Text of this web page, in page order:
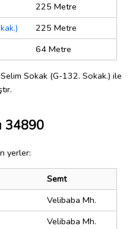
225 Metre
225 Metre
64 Metre
Sokak (G-132. Sokak.) ile
34890
yerler:
Semt
Velibaba Mh.
Velibaba Mh.